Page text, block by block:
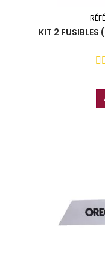
KIT 2